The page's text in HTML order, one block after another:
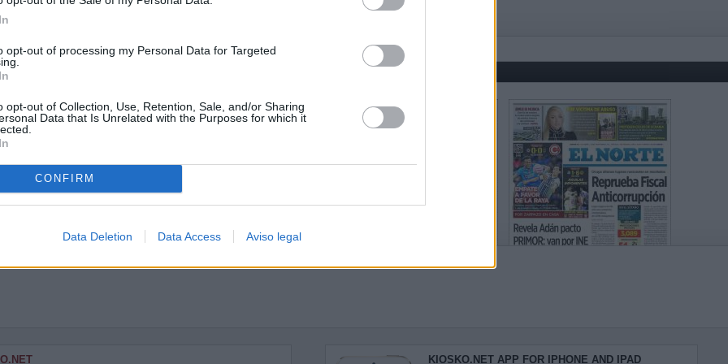
opt-out of processing my Personal Data for Targeted
opt-out of Collection, Use, Retention, Sale, and/or Sharing
Data that Is Unrelated with the Purposes for which it
CONFIRM
Data Deletion Data Access Aviso legal
KIOSKO.NET APP FOR IPHONE AND IPAD